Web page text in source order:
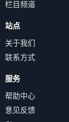
栏目频道
站点
关于我们
联系方式
服务
帮助中心
意见反馈